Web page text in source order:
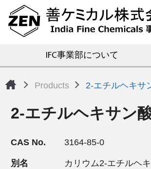
IFC事業部について
Products 2-エチルヘキサ
2-エチルヘキサン
CAS No. 3164-85-0
別名
カリウム2-エチルヘ